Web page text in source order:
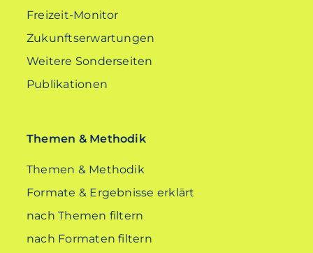
Freizeit-Monitor
Zukunftserwartungen
Weitere Sonderseiten
Publikationen
Themen & Methodik
Themen & Methodik
Formate & Ergebnisse erklärt
nach Themen filtern
nach Formaten filtern